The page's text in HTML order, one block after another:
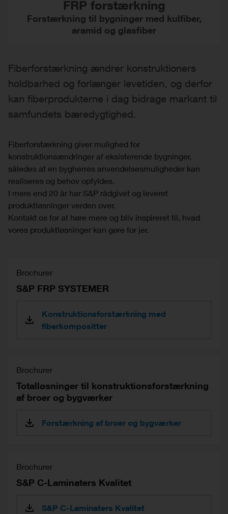
FRP forstærkning
Forstærkning til bygninger med kulfiber,
aramid og glasfiber
Fiberforstærkning ændrer konstruktioners
holdbarhed og forlænger levetiden, og derfor
kan fiberprodukterne i dag bidrage markant til
samfundets bæredygtighed.
Fiberforstærkning giver mulighed for
konstruktionsændringer af eksisterende bygninger,
således at en bygherres anvendelsesmuligheder kan
realiseres og behov opfyldes.
I mere end 20 år har S&P rådgivet og leveret
produktløsninger verden over.
Kontakt os for at høre mere og bliv inspireret til, hvad
vores produktløsninger kan gøre for jer.
Brochurer
S&P FRP SYSTEMER
Konstruktionsforstærkning med
fiberkompositter
Brochurer
Totalløsninger til konstruktionsforstærkning
af broer og bygværker
Forstærkning af broer og bygværker
Brochurer
S&P C-Laminaters Kvalitet
S&P C-Laminaters Kvalitet